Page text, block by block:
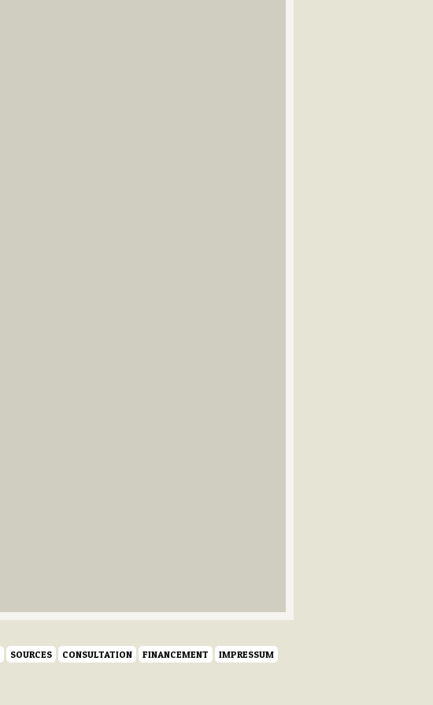
SOURCES CONSULTATION FINANCEMENT IMPRESSUM